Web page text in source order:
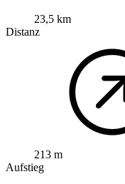
23,5 km
Distanz
213 m
Aufstieg